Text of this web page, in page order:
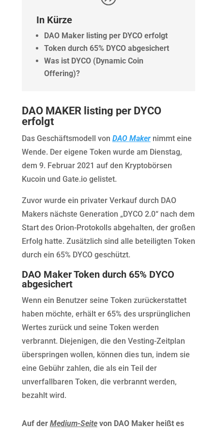
In Kürze
DAO Maker listing per DYCO erfolgt
Token durch 65% DYCO abgesichert
Was ist DYCO (Dynamic Coin
Offering)?
DAO MAKER listing per DYCO
erfolgt
Das Geschäftsmodell von DAO Makernimmt eine
Wende. Der eigene Token wurde am Dienstag,
dem 9. Februar 2021 auf den Kryptobörsen
Kucoin und Gate.io gelistet.
Zuvor wurde ein privater Verkauf durch DAO
Makers nächste Generation „DYCO 2.0“ nach dem
Start des Orion-Protokolls abgehalten, der großen
Erfolg hatte. Zusätzlich sind alle beteiligten Token
durch ein 65% DYCO geschützt.
DAO Maker Token durch 65% DYCO
abgesichert
Wenn ein Benutzer seine Token zurückerstattet
haben möchte, erhält er 65% des ursprünglichen
Wertes zurück und seine Token werden
verbrannt. Diejenigen, die den Vesting-Zeitplan
überspringen wollen, können dies tun, indem sie
eine Gebühr zahlen, die als ein Teil der
unverfallbaren Token, die verbrannt werden,
bezahlt wird.
Auf der Medium-Seitevon DAO Maker heißt es